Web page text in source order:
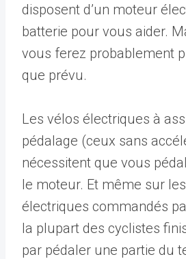
disposent d’un moteur
batterie pour vous aider.
vous ferez probablement
que prévu.
Les vélos électriques à
pédalage (ceux sans
nécessitent que vous
le moteur. Et même sur
électriques commandés
la plupart des cyclistes
par pédaler une partie du